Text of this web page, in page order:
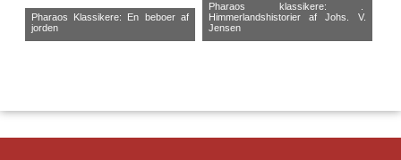
Pharaos Klassikere: En beboer af
jorden
Pharaos klassikere: .
Himmerlandshistorier af Johs. V.
Jensen